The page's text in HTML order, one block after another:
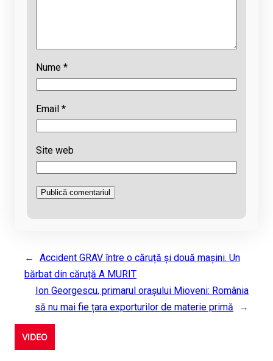
Nume *
Email *
Site web
←
Accident GRAV între o căruță și două mașini. Un
bărbat din căruță A MURIT
Ion Georgescu, primarul orașului Mioveni: România
să nu mai fie țara exporturilor de materie primă
→
VIDEO